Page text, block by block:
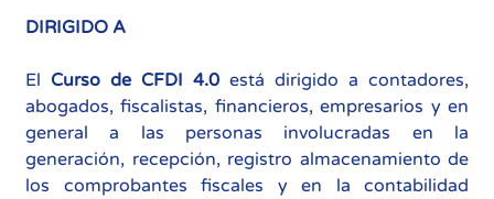
DIRIGIDO A
El Curso de CFDI 4.0 está dirigido a contadores,
abogados, fiscalistas, financieros, empresarios y en
general a las personas involucradas en la
generación, recepción, registro almacenamiento de
los comprobantes fiscales y en la contabilidad